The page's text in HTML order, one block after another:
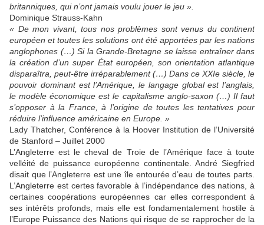
britanniques, qui n’ont jamais voulu jouer le jeu ».
Dominique Strauss-Kahn
« De mon vivant, tous nos problèmes sont venus du continent
européen et toutes les solutions ont été apportées par les nations
anglophones (…) Si la Grande-Bretagne se laisse entraîner dans
la création d’un super État européen, son orientation atlantique
disparaîtra, peut-être irréparablement (…) Dans ce XXIe siècle, le
pouvoir dominant est l’Amérique, le langage global est l’anglais,
le modèle économique est le capitalisme anglo-saxon (…) Il faut
s’opposer à la France, à l’origine de toutes les tentatives pour
réduire l’influence américaine en Europe. »
Lady Thatcher, Conférence à la Hoover Institution de l’Université
de Stanford – Juillet 2000
L’Angleterre est le cheval de Troie de l’Amérique face à toute
velléité de puissance européenne continentale. André Siegfried
disait que l’Angleterre est une île entourée d’eau de toutes parts.
L’Angleterre est certes favorable à l’indépendance des nations, à
certaines coopérations européennes car elles correspondent à
ses intérêts profonds, mais elle est fondamentalement hostile à
l’Europe Puissance des Nations qui risque de se rapprocher de la